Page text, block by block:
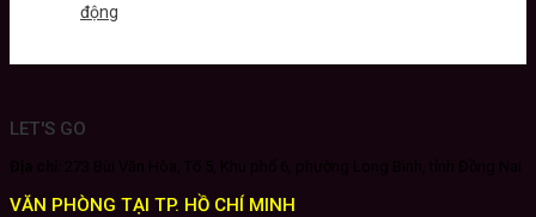
động
LET'S GO
VĂN PHÒNG TẠI TP. HỒ CHÍ MINH